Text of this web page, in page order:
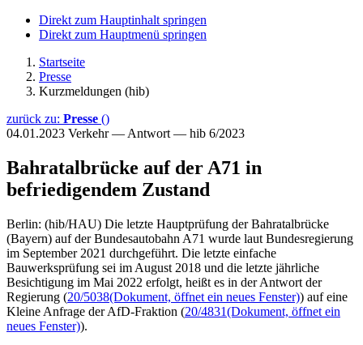
Direkt zum Hauptinhalt springen
Direkt zum Hauptmenü springen
Startseite
Presse
Kurzmeldungen (hib)
zurück zu: Presse ()
04.01.2023 Verkehr — Antwort — hib 6/2023
Bahratalbrücke auf der A71 in
befriedigendem Zustand
Berlin: (hib/HAU) Die letzte Hauptprüfung der Bahratalbrücke
(Bayern) auf der Bundesautobahn A71 wurde laut Bundesregierung
im September 2021 durchgeführt. Die letzte einfache
Bauwerksprüfung sei im August 2018 und die letzte jährliche
Besichtigung im Mai 2022 erfolgt, heißt es in der Antwort der
Regierung (20/5038(Dokument, öffnet ein neues Fenster)) auf eine
Kleine Anfrage der AfD-Fraktion (20/4831(Dokument, öffnet ein
neues Fenster)).